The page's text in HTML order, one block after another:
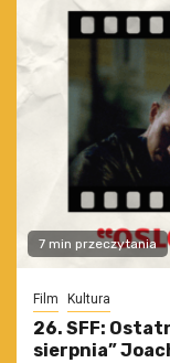
7 min przeczytania
Film Kultura
26. SFF:
sierpnia”